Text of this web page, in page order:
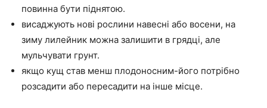
повинна бути піднятою.
висаджують нові рослини навесні або восени, на
зиму лилейник можна залишити в грядці, але
мульчувати грунт.
якщо кущ став менш плодоносним-його потрібно
розсадити або пересадити на інше місце.